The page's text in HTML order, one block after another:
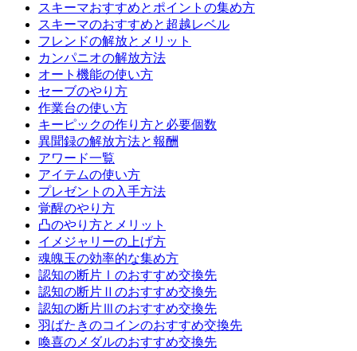
スキーマおすすめとポイントの集め方
スキーマのおすすめと超越レベル
フレンドの解放とメリット
カンパニオの解放方法
オート機能の使い方
セーブのやり方
作業台の使い方
キーピックの作り方と必要個数
異聞録の解放方法と報酬
アワード一覧
アイテムの使い方
プレゼントの入手方法
覚醒のやり方
凸のやり方とメリット
イメジャリーの上げ方
魂魄玉の効率的な集め方
認知の断片Ⅰのおすすめ交換先
認知の断片Ⅱのおすすめ交換先
認知の断片Ⅲのおすすめ交換先
羽ばたきのコインのおすすめ交換先
喚喜のメダルのおすすめ交換先